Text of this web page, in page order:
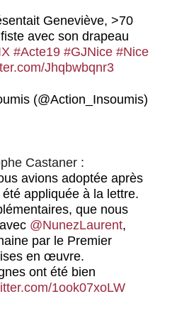
Geneviève, >70
avec son drapeau
#Acte19 #GJNice #Nice
Jhqbwbqnr3
(@Action_Insoumis)
Castaner :
avions adoptée après
appliquée à la lettre.
que nous
@NunezLaurent,
par le Premier
en œuvre.
ont été bien
1ook07xoLW